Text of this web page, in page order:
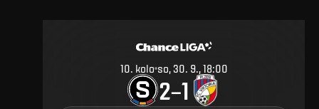
10 kolo so, 30. 9., 18:00
2–1